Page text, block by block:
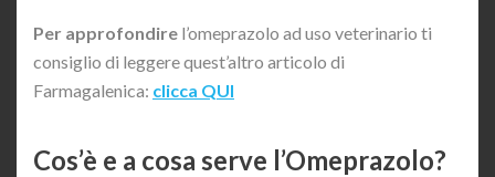
Per approfondire l’omeprazolo ad uso veterinario ti
consiglio di leggere quest’altro articolo di
Farmagalenica: clicca QUI
Cos’è e a cosa serve l’Omeprazolo?